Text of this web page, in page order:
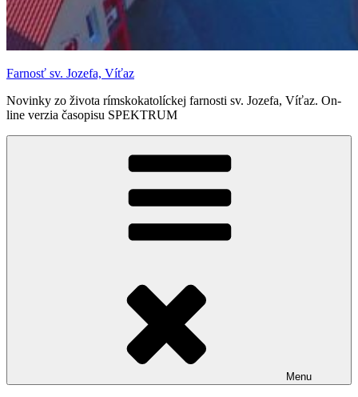
Farnosť sv. Jozefa, Víťaz
Novinky zo života rímskokatolíckej farnosti sv. Jozefa, Víťaz. On-
line verzia časopisu SPEKTRUM
Menu